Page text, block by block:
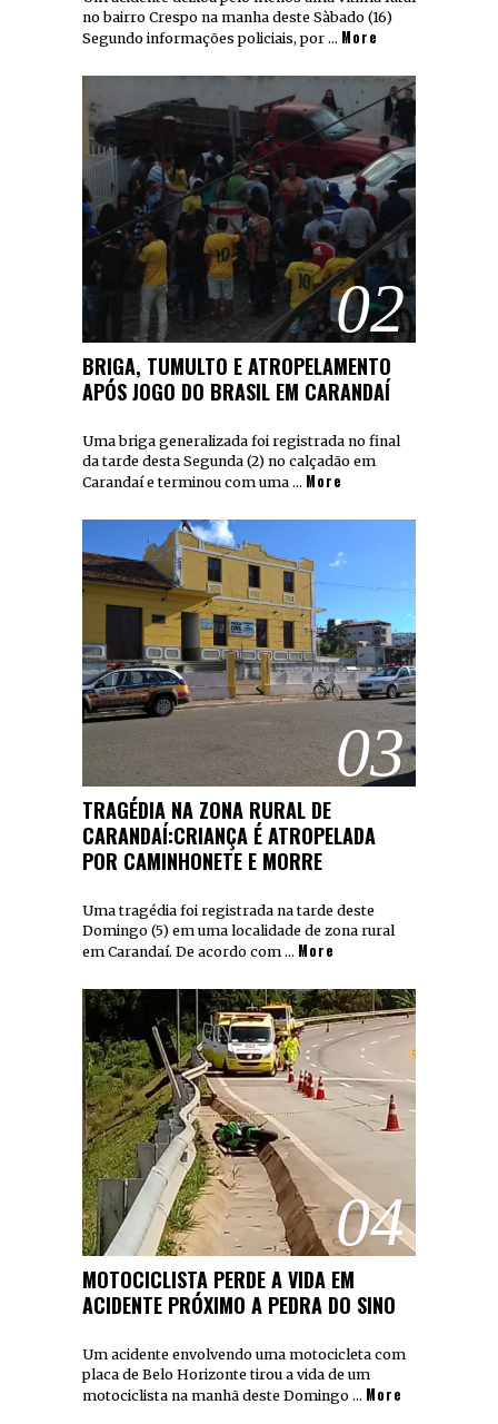
no bairro Crespo na manha deste Sàbado (16)
Segundo informações policiais, por … More
02
BRIGA, TUMULTO E ATROPELAMENTO
APÓS JOGO DO BRASIL EM CARANDAÍ
Uma briga generalizada foi registrada no final
da tarde desta Segunda (2) no calçadão em
Carandaí e terminou com uma … More
03
TRAGÉDIA NA ZONA RURAL DE
CARANDAÍ:CRIANÇA É ATROPELADA
POR CAMINHONETE E MORRE
Uma tragédia foi registrada na tarde deste
Domingo (5) em uma localidade de zona rural
em Carandaí. De acordo com … More
04
MOTOCICLISTA PERDE A VIDA EM
ACIDENTE PRÓXIMO A PEDRA DO SINO
Um acidente envolvendo uma motocicleta com
placa de Belo Horizonte tirou a vida de um
motociclista na manhã deste Domingo … More